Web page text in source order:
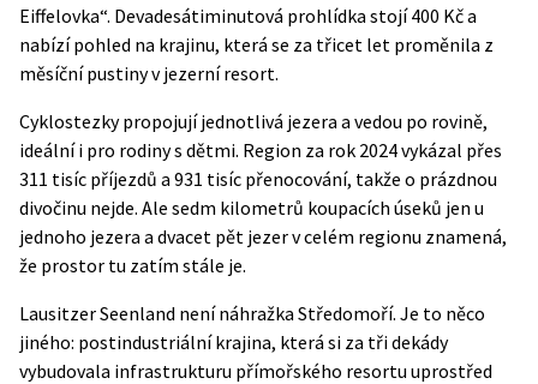
Eiffelovka“. Devadesátiminutová prohlídka stojí 400 Kč a
nabízí pohled na krajinu, která se za třicet let proměnila z
měsíční pustiny v jezerní resort.
Cyklostezky propojují jednotlivá jezera a vedou po rovině,
ideální i pro rodiny s dětmi. Region za rok 2024 vykázal přes
311 tisíc příjezdů a 931 tisíc přenocování, takže o prázdnou
divočinu nejde. Ale sedm kilometrů koupacích úseků jen u
jednoho jezera a dvacet pět jezer v celém regionu znamená,
že prostor tu zatím stále je.
Lausitzer Seenland není náhražka Středomoří. Je to něco
jiného: postindustriální krajina, která si za tři dekády
vybudovala infrastrukturu přímořského resortu uprostřed